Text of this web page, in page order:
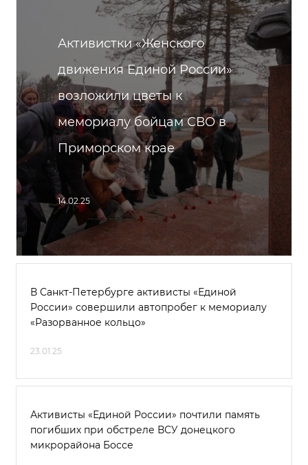
Активистки «Женского
движения Единой России»
возложили цветы к
мемориалу бойцам СВО в
Приморском крае
14.02.25
В Санкт-Петербурге активисты «Единой
России» совершили автопробег к мемориалу
«Разорванное кольцо»
23.01.25
Активисты «Единой России» почтили память
погибших при обстреле ВСУ донецкого
микрорайона Боссе